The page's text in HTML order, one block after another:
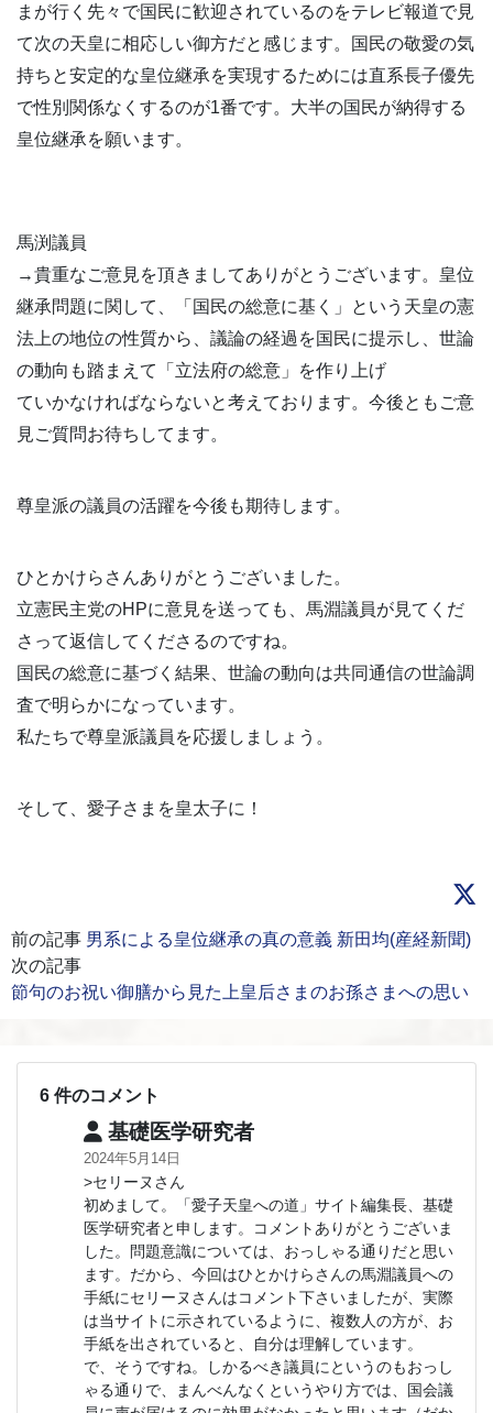
まが行く先々で国民に歓迎されているのをテレビ報道で見
て次の天皇に相応しい御方だと感じます。国民の敬愛の気
持ちと安定的な皇位継承を実現するためには直系長子優先
で性別関係なくするのが1番です。大半の国民が納得する
皇位継承を願います。
馬渕議員
→貴重なご意見を頂きましてありがとうございます。皇位
継承問題に関して、「国民の総意に基く」という天皇の憲
法上の地位の性質から、議論の経過を国民に提示し、世論
の動向も踏まえて「立法府の総意」を作り上げ
ていかなければならないと考えております。今後ともご意
見ご質問お待ちしてます。
尊皇派の議員の活躍を今後も期待します。
ひとかけらさんありがとうございました。
立憲民主党のHPに意見を送っても、馬淵議員が見てくだ
さって返信してくださるのですね。
国民の総意に基づく結果、世論の動向は共同通信の世論調
査で明らかになっています。
私たちで尊皇派議員を応援しましょう。
そして、愛子さまを皇太子に！
前の記事 男系による皇位継承の真の意義 新田均(産経新聞)
次の記事
節句のお祝い御膳から見た上皇后さまのお孫さまへの思い
6 件のコメント
基礎医学研究者
2024年5月14日
>セリーヌさん
初めまして。「愛子天皇への道」サイト編集長、基礎
医学研究者と申します。コメントありがとうございま
した。問題意識については、おっしゃる通りだと思い
ます。だから、今回はひとかけらさんの馬淵議員への
手紙にセリーヌさんはコメント下さいましたが、実際
は当サイトに示されているように、複数人の方が、お
手紙を出されていると、自分は理解しています。
で、そうですね。しかるべき議員にというのもおっし
ゃる通りで、まんべんなくというやり方では、国会議